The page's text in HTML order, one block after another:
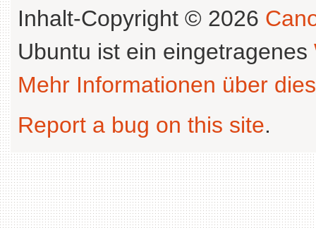
Inhalt-Copyright © 2026
Ubuntu ist ein eingetragenes
Mehr Informationen über
Report a bug on this site.